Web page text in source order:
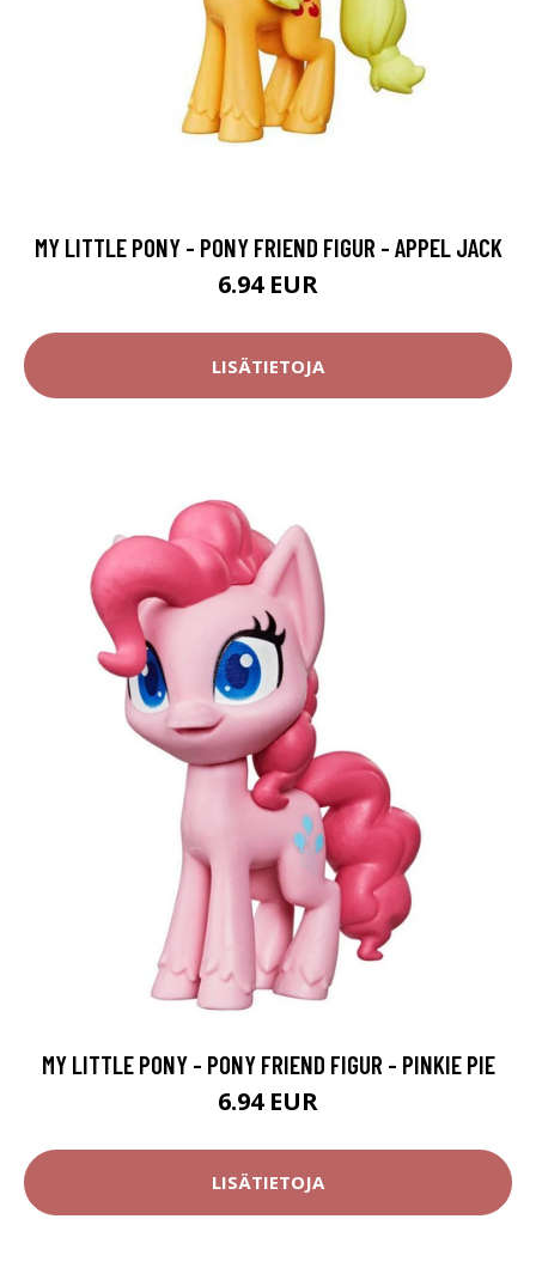
MY LITTLE PONY - PONY FRIEND FIGUR - APPEL JACK
6.94 EUR
LISÄTIETOJA
MY LITTLE PONY - PONY FRIEND FIGUR - PINKIE PIE
6.94 EUR
LISÄTIETOJA